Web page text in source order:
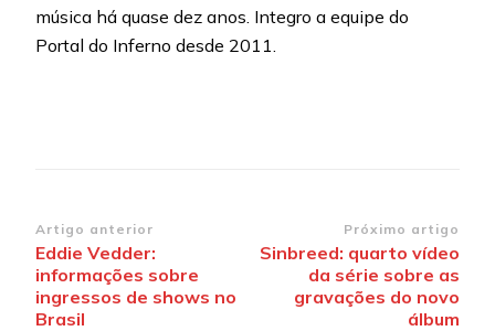
música há quase dez anos. Integro a equipe do
Portal do Inferno desde 2011.
Navegação
de
post
Artigo anterior
Eddie Vedder:
informações sobre
ingressos de shows no
Brasil
Próximo artigo
Sinbreed: quarto vídeo
da série sobre as
gravações do novo
álbum